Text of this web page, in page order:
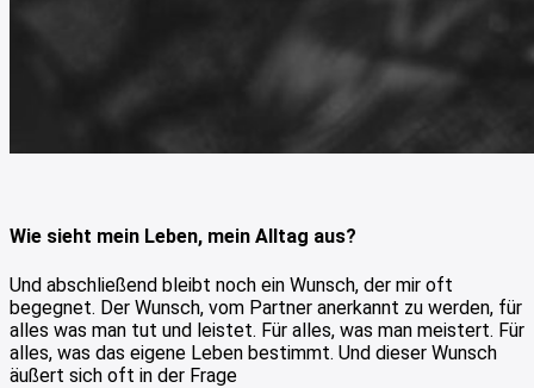
Wie sieht mein Leben, mein Alltag aus?
Und abschließend bleibt noch ein Wunsch, der mir oft
begegnet. Der Wunsch, vom Partner anerkannt zu werden, für
alles was man tut und leistet. Für alles, was man meistert. Für
alles, was das eigene Leben bestimmt. Und dieser Wunsch
äußert sich oft in der Frage